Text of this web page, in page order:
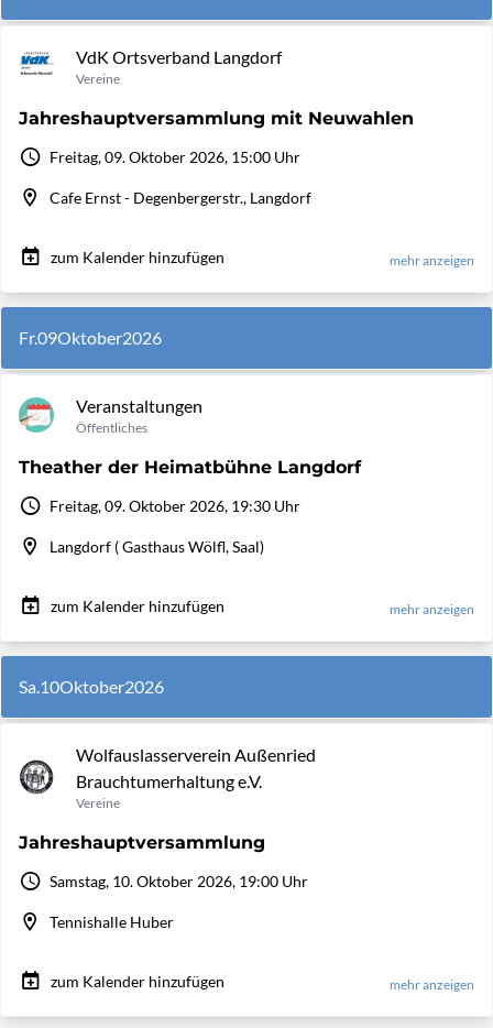
VdK Ortsverband Langdorf
Vereine
Jahreshauptversammlung mit Neuwahlen
Freitag, 09. Oktober 2026, 15:00 Uhr
Cafe Ernst - Degenbergerstr., Langdorf
zum Kalender hinzufügen mehr anzeigen
Fr.09Oktober2026
Veranstaltungen
Öffentliches
Theather der Heimatbühne Langdorf
Freitag, 09. Oktober 2026, 19:30 Uhr
Langdorf ( Gasthaus Wölfl, Saal)
zum Kalender hinzufügen mehr anzeigen
Sa.10Oktober2026
Wolfauslasserverein Außenried
Brauchtumerhaltung e.V.
Vereine
Jahreshauptversammlung
Samstag, 10. Oktober 2026, 19:00 Uhr
Tennishalle Huber
zum Kalender hinzufügen mehr anzeigen